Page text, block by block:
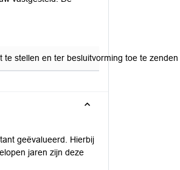
stellen en ter besluitvorming toe te
geëvalueerd. Hierbij
jaren zijn deze